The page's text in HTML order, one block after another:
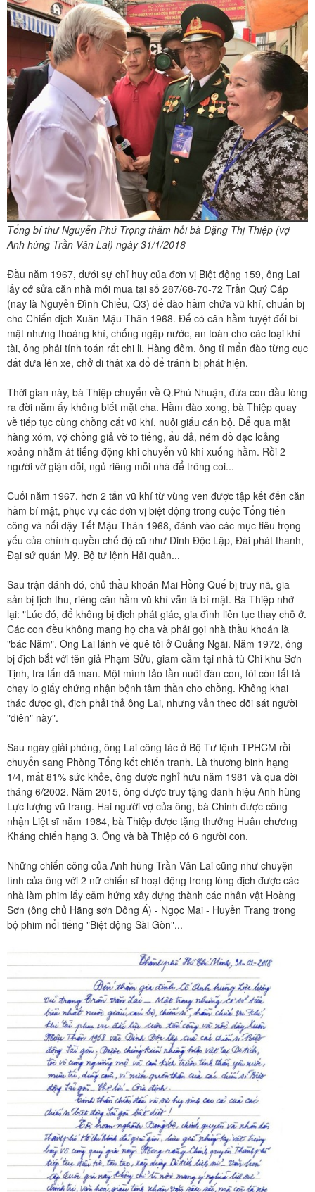
Tổng bí thư Nguyễn Phú Trọng thăm hỏi bà Đặng Thị Thiệp (vợ
Anh hùng Trần Văn Lai) ngày 31/1/2018
Đầu năm 1967, dưới sự chỉ huy của đơn vị Biệt động 159, ông Lai
lấy cớ sửa căn nhà mới mua tại số 287/68-70-72 Trần Quý Cáp
(nay là Nguyễn Đình Chiểu, Q3) để đào hầm chứa vũ khí, chuẩn bị
cho Chiến dịch Xuân Mậu Thân 1968. Để có căn hầm tuyệt đối bí
mật nhưng thoáng khí, chống ngập nước, an toàn cho các loại khí
tài, ông phải tính toán rất chi li. Hàng đêm, ông tỉ mẩn đào từng cục
đất đưa lên xe, chở đi thật xa đổ để tránh bị phát hiện.
Thời gian này, bà Thiệp chuyển về Q.Phú Nhuận, đứa con đầu lòng
ra đời năm ấy không biết mặt cha. Hầm đào xong, bà Thiệp quay
về tiếp tục cùng chồng cất vũ khí, nuôi giấu cán bộ. Để qua mặt
hàng xóm, vợ chồng giả vờ to tiếng, ẩu đả, ném đồ đạc loảng
xoảng nhằm át tiếng động khi chuyển vũ khí xuống hầm. Rồi 2
người vờ giận dỗi, ngủ riêng mỗi nhà để trông coi...
Cuối năm 1967, hơn 2 tấn vũ khí từ vùng ven được tập kết đến căn
hầm bí mật, phục vụ các đơn vị biệt động trong cuộc Tổng tiến
công và nổi dậy Tết Mậu Thân 1968, đánh vào các mục tiêu trọng
yếu của chính quyền chế độ cũ như Dinh Độc Lập, Đài phát thanh,
Đại sứ quán Mỹ, Bộ tư lệnh Hải quân...
Sau trận đánh đó, chủ thầu khoán Mai Hồng Quế bị truy nã, gia
sản bị tịch thu, riêng căn hầm vũ khí vẫn là bí mật. Bà Thiệp nhớ
lại: "Lúc đó, để không bị địch phát giác, gia đình liên tục thay chỗ ở.
Các con đều không mang họ cha và phải gọi nhà thầu khoán là
"bác Năm". Ông Lai lánh về quê tôi ở Quảng Ngãi. Năm 1972, ông
bị địch bắt với tên giả Phạm Sửu, giam cầm tại nhà tù Chi khu Sơn
Tịnh, tra tấn dã man. Một mình tảo tần nuôi đàn con, tôi còn tất tả
chạy lo giấy chứng nhận bệnh tâm thần cho chồng. Không khai
thác được gì, địch phải thả ông Lai, nhưng vẫn theo dõi sát người
"điên" này".
Sau ngày giải phóng, ông Lai công tác ở Bộ Tư lệnh TPHCM rồi
chuyển sang Phòng Tổng kết chiến tranh. Là thương binh hạng
1/4, mất 81% sức khỏe, ông được nghỉ hưu năm 1981 và qua đời
tháng 6/2002. Năm 2015, ông được truy tặng danh hiệu Anh hùng
Lực lượng vũ trang. Hai người vợ của ông, bà Chinh được công
nhận Liệt sĩ năm 1984, bà Thiệp được tặng thưởng Huân chương
Kháng chiến hạng 3. Ông và bà Thiệp có 6 người con.
Những chiến công của Anh hùng Trần Văn Lai cũng như chuyện
tình của ông với 2 nữ chiến sĩ hoạt động trong lòng địch được các
nhà làm phim lấy cảm hứng xây dựng thành các nhân vật Hoàng
Sơn (ông chủ Hãng sơn Đông Á) - Ngọc Mai - Huyền Trang trong
bộ phim nổi tiếng "Biệt động Sài Gòn"...